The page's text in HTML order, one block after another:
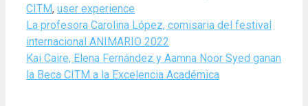
CITM, user experience
La profesora Carolina López, comisaria del festival
internacional ANIMARIO 2022
Kai Caire, Elena Fernández y Aamna Noor Syed ganan
la Beca CITM a la Excelencia Académica